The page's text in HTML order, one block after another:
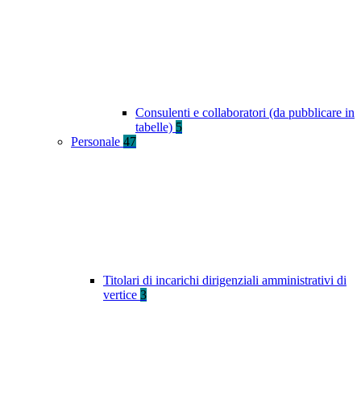
Consulenti e collaboratori (da pubblicare in
tabelle) 5
Personale 47
Titolari di incarichi dirigenziali amministrativi di
vertice 3